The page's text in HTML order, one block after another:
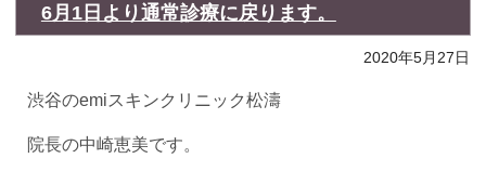
6月1日より通常診療に戻ります。
2020年5月27日
渋谷のemiスキンクリニック松濤
院長の中崎恵美です。